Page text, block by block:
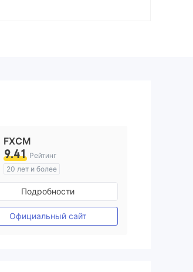
FXCM
9.41 Рейтинг
20 лет и более
Регулирование в Австралия
Маркет-Мейкинг (MM)
Основной стандарт MT4
Подробности
Официальный сайт